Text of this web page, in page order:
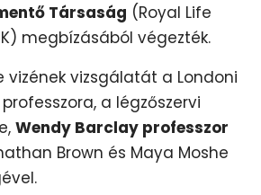
Társaság (Royal Life
megbízásából végezték.
vizének vizsgálatát a Londoni
a légzőszervi
Wendy Barclay professzor
Brown és Maya Moshe